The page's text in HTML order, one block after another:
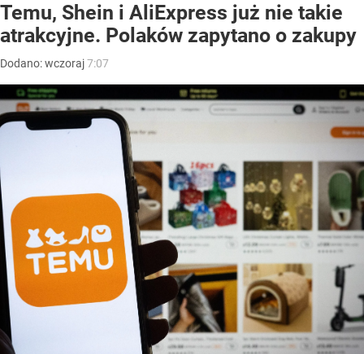
Temu, Shein i AliExpress już nie takie
atrakcyjne. Polaków zapytano o zakupy
Dodano:wczoraj7:07